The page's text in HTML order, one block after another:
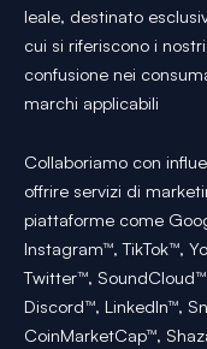
leale, destinato
cui si riferiscono i
confusione nei
marchi applicabili
Collaboriamo con
offrire servizi di
piattaforme come
Instagram™, TikTok™,
Twitter™,
Discord™, LinkedIn™,
CoinMarketCap™,